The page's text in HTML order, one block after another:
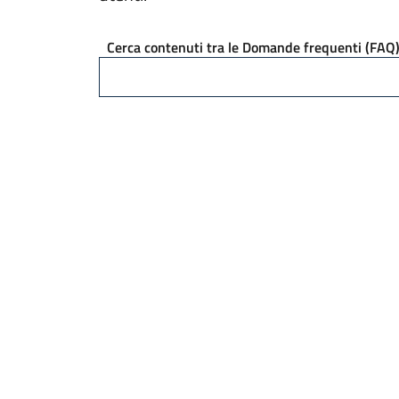
Cerca contenuti tra le Domande frequenti (FAQ)